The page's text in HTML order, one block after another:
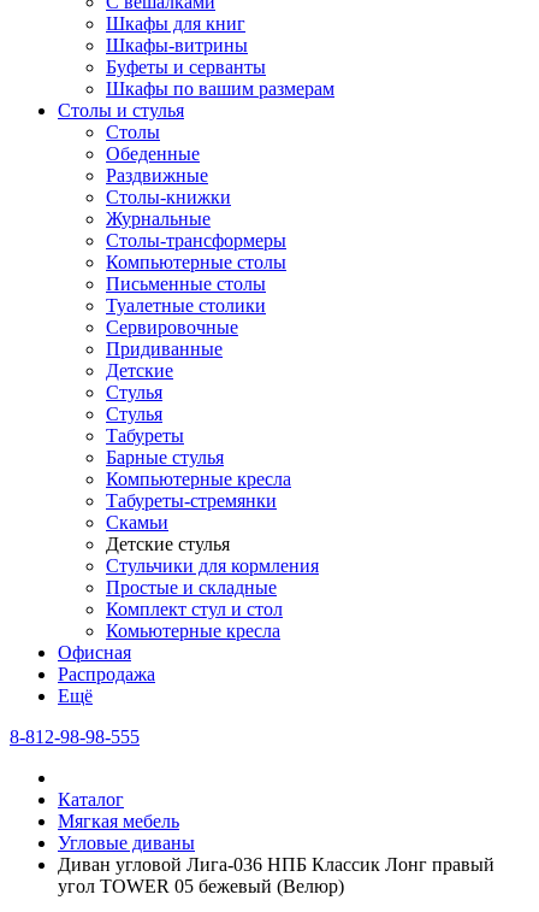
Шкафы для книг
Шкафы-витрины
Буфеты и серванты
Шкафы по вашим размерам
Столы и стулья
Столы
Обеденные
Раздвижные
Столы-книжки
Журнальные
Столы-трансформеры
Компьютерные столы
Письменные столы
Туалетные столики
Сервировочные
Придиванные
Детские
Стулья
Стулья
Табуреты
Барные стулья
Компьютерные кресла
Табуреты-стремянки
Скамьи
Детские стулья
Стульчики для кормления
Простые и складные
Комплект стул и стол
Комьютерные кресла
Офисная
Распродажа
Eщё
8-812-98-98-555
Каталог
Мягкая мебель
Угловые диваны
Диван угловой Лига-036 НПБ Классик Лонг правый
угол TOWER 05 бежевый (Велюр)